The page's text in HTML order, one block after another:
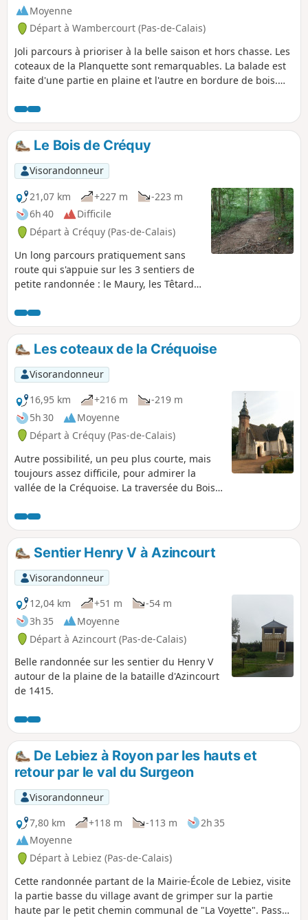
Moyenne
Départ à Wambercourt (Pas-de-Calais)
Joli parcours à prioriser à la belle saison et hors chasse. Les
coteaux de la Planquette sont remarquables. La balade est
faite d'une partie en plaine et l'autre en bordure de bois.
intéressant.
Le Bois de Créquy
Visorandonneur
21,07 km
+227 m
-223 m
6h 40
Difficile
Départ à Créquy (Pas-de-Calais)
Un long parcours pratiquement sans
route qui s'appuie sur les 3 sentiers de
petite randonnée : le Maury, les Têtards
sèche, les chemins pouvant être assez
mauvais par temps pluvieux.Les 3/4 de
la balade se passent en lisière ou dans
le bois.Les coteaux de la Créquoise
Visorandonneur
16,95 km
+216 m
-219 m
5h 30
Moyenne
Départ à Créquy (Pas-de-Calais)
Autre possibilité, un peu plus courte, mais
toujours assez difficile, pour admirer la
vallée de la Créquoise. La traversée du Bois
balade : Le Bois de Créquy, mais le retour
s'effectue par l'autre versant avec un joli
point de vue sur la vallée.
Sentier Henry V à Azincourt
Visorandonneur
12,04 km
+51 m
-54 m
3h 35
Moyenne
Départ à Azincourt (Pas-de-Calais)
Belle randonnée sur les sentier du Henry V
autour de la plaine de la bataille d'Azincourt
de 1415.
De Lebiez à Royon par les hauts et
retour par le val du Surgeon
Visorandonneur
7,80 km
+118 m -113 m
2h 35
Moyenne
Départ à Lebiez (Pas-de-Calais)
Cette randonnée partant de la Mairie-École de Lebiez, visite
la partie basse du village avant de grimper sur la partie
haute par le petit chemin communal de "La Voyette". Passez